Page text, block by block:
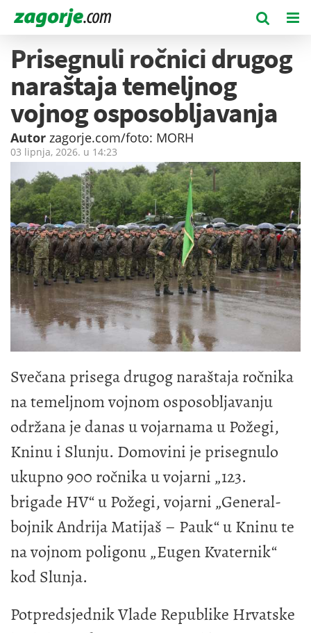
Prisegnuli ročnici drugog
naraštaja temeljnog
vojnog osposobljavanja
Autor zagorje.com/foto: MORH
03 lipnja, 2026. u 14:23
Svečana prisega drugog naraštaja ročnika
na temeljnom vojnom osposobljavanju
održana je danas u vojarnama u Požegi,
Kninu i Slunju. Domovini je prisegnulo
ukupno 900 ročnika u vojarni „123.
brigade HV“ u Požegi, vojarni „General-
bojnik Andrija Matijaš – Pauk“ u Kninu te
na vojnom poligonu „Eugen Kvaternik“
kod Slunja.
Potpredsjednik Vlade Republike Hrvatske